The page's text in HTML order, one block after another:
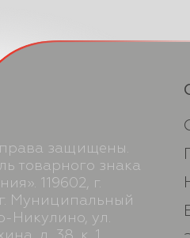
защищены.
товарного знака
119602, г.
Муниципальный
Никулино, ул.